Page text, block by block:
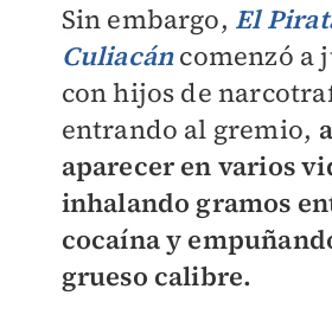
Sin embargo, El
Culiacáncomenzó a
con hijos de
entrando al gremio,
aparecer en varios
inhalando gramos
cocaína y
grueso calibre.